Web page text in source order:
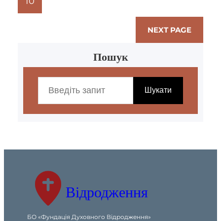
NEXT PAGE
Пошук
h
Шукати
Відродження
БО «Фундація Духовного Відродження»